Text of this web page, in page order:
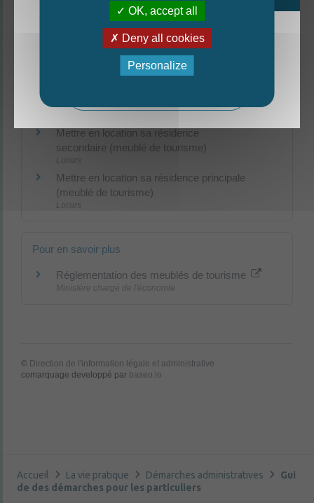
Aides aux vacances
Impôt sur le revenu - Revenus d'une location
Et aussi
Mettre en location sa résidence
secondaire (meublé de tourisme)
Mettre en location sa résidence principale
(meublé de tourisme)
Loisirs
Pour en savoir plus
Réglementation des meublés de tourisme
Ministère chargé de l'économie
© Direction de l'information légale et administrative
comarquage developpé par baseo.io
Accueil La vie pratique Démarches administratives
Gui
de des démarches pour les particuliers
La nouvelle édition du Mag est arrivée!
OK, accept all
Deny all cookies
Personalize